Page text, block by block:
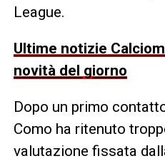
League.
Ultime notizie
novità del giorno
Dopo un primo
Como ha ritenuto
valutazione fissata